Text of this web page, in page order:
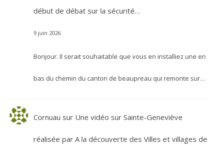
début de débat sur la sécurité…
9 juin 2026
Bonjour. Il serait souhaitable que vous en installiez une en
bas du chemin du canton de beaupreau qui remonte sur…
Cornuau sur Une vidéo sur Sainte-Geneviève
réalisée par A la découverte des Villes et villages de